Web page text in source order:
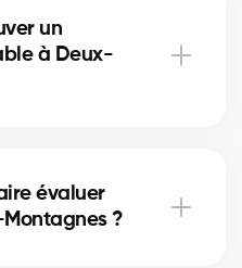
inégalée du
les meilleurs prix et
un soutien personnalisé
un
à Deux-
dans votre région. Il
formulaire en ligne et
évaluer
?